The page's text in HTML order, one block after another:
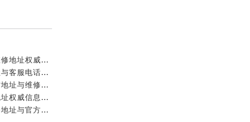
成都万国官方售后服务中心｜最新电话和官方维修地址权威信息公示（2026年7月最新）
亲身探访成都万国官方售后服务中心｜网点地址与客服电话（2026年7月最新）
亲身到店探访成都万国官方售后服务中心｜官方地址与维修热线（2026年7月最新）
成都万国官方售后服务中心｜最新热线及维修地址权威信息公示（2026年7月最新）
亲身到店探访成都万国官方售后服务中心｜维修地址与官方客服热线（2026年7月最新）